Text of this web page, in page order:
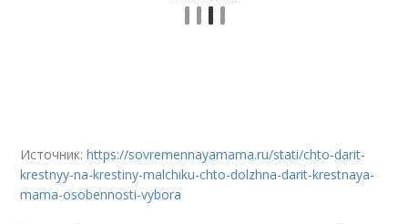
Источник:https://sovremennayamama.ru/stati/chto-darit-
krestnyy-na-krestiny-malchiku-chto-dolzhna-darit-krestnaya-
mama-osobennosti-vybora